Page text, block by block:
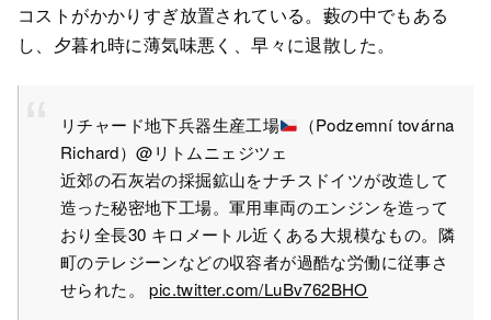
コストがかかりすぎ放置されている。藪の中でもある
し、夕暮れ時に薄気味悪く、早々に退散した。
リチャード地下兵器生産工場
（Podzemní továrna
Richard）@リトムニェジツェ
近郊の石灰岩の採掘鉱山をナチスドイツが改造して
造った秘密地下工場。軍用車両のエンジンを造って
おり全長30 キロメートル近くある大規模なもの。隣
町のテレジーンなどの収容者が過酷な労働に従事さ
せられた。pic.twitter.com/LuBv762BHO